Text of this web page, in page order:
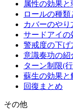
属性の効果と
ロールの種類
カバーのやり
サードアイの
警戒度の下げ
意識奏功の紹
ターン制限(
蘇生の効果と
回復まとめ
その他